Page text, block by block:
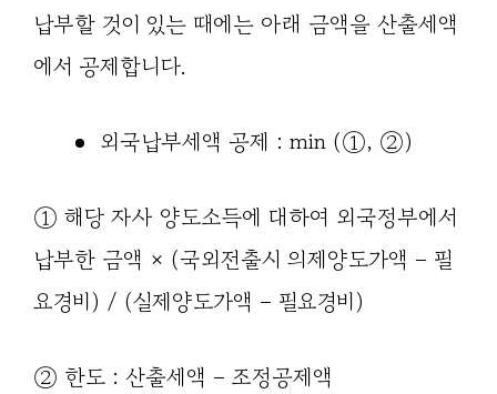
납부할 것이 있는 때에는 아래 금액을 산출세액
에서 공제합니다.
외국납부세액 공제 : min (①, ②)
① 해당 자사 양도소득에 대하여 외국정부에서
납부한 금액 × (국외전출시 의제양도가액 – 필
요경비) / (실제양도가액 – 필요경비)
② 한도 : 산출세액 – 조정공제액